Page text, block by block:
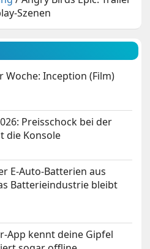
Szenen
Woche: Inception (Film)
Preisschock bei der
die Konsole
E-Auto-Batterien aus
Batterieindustrie bleibt
App kennt deine Gipfel